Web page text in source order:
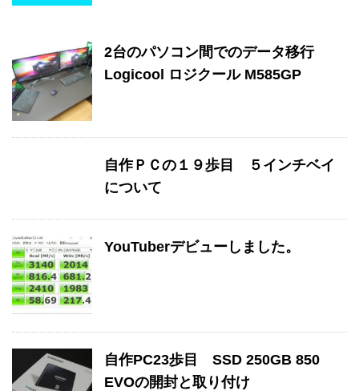
2台のパソコン間でのデータ移行
Logicool ロジクール M585GP
自作ＰＣの１９歩目 ５インチベイ
について
YouTuberデビューしました。
自作PC23歩目 SSD 250GB 850
EVOの開封と取り付け